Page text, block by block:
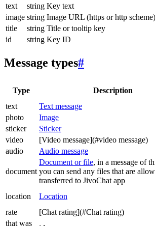
text
string Key text
image string Image URL (https or http scheme)
title
string Title or tooltip key
id
string Key ID
Message types#
Type Description
text
Text message
photo
Image
sticker
Sticker
video
[Video message](#video message)
audio
Audio message
document
Document or file, in a message of
you can send any files that are
transferred to JivoChat app
location Location
rate
[Chat rating](#Chat rating)
that was